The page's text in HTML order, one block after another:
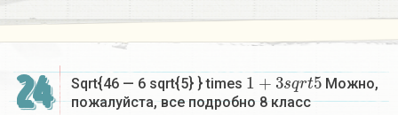
24 Sqrt{46 — 6 sqrt{5} } times
1+3sqrt5
Можно,
пожалуйста, все подробно 8 класс​